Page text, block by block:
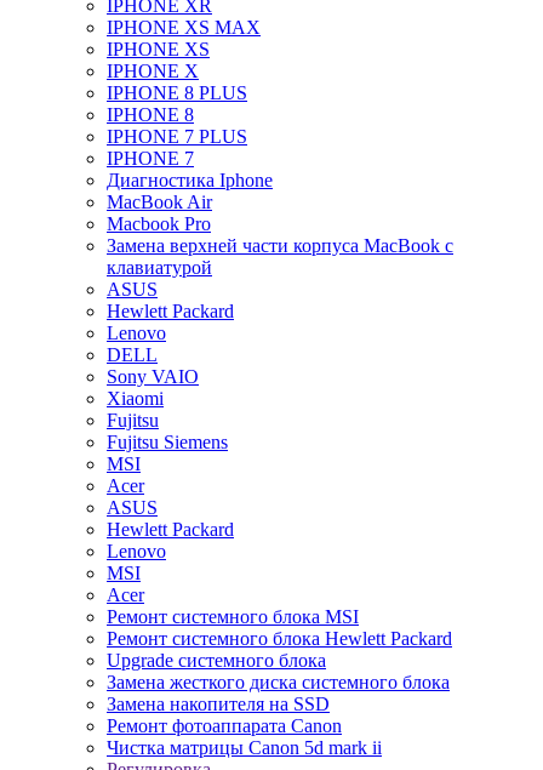
IPHONE XR
IPHONE XS MAX
IPHONE XS
IPHONE X
IPHONE 8 PLUS
IPHONE 8
IPHONE 7 PLUS
IPHONE 7
Диагностика Iphone
MacBook Air
Macbook Pro
Замена верхней части корпуса MacBook с
клавиатурой
ASUS
Hewlett Packard
Lenovo
DELL
Sony VAIO
Xiaomi
Fujitsu
Fujitsu Siemens
MSI
Acer
ASUS
Hewlett Packard
Lenovo
MSI
Acer
Ремонт системного блока MSI
Ремонт системного блока Hewlett Packard
Upgrade системного блока
Замена жесткого диска системного блока
Замена накопителя на SSD
Ремонт фотоаппарата Canon
Чистка матрицы Canon 5d mark ii